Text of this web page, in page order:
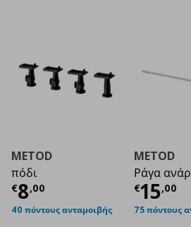
METOD
πόδι
€8,00
Τρέχουσα τιμή€
40 πόντους ανταμοιβής
METOD
Ράγα
€15,00
75 πόντους